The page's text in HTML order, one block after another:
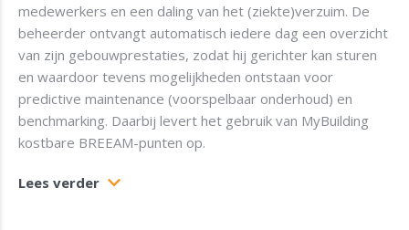
medewerkers en een daling van het (ziekte)verzuim. De
beheerder ontvangt automatisch iedere dag een overzicht
van zijn gebouwprestaties, zodat hij gerichter kan sturen
en waardoor tevens mogelijkheden ontstaan voor
predictive maintenance (voorspelbaar onderhoud) en
benchmarking. Daarbij levert het gebruik van MyBuilding
kostbare BREEAM-punten op.
Lees verder